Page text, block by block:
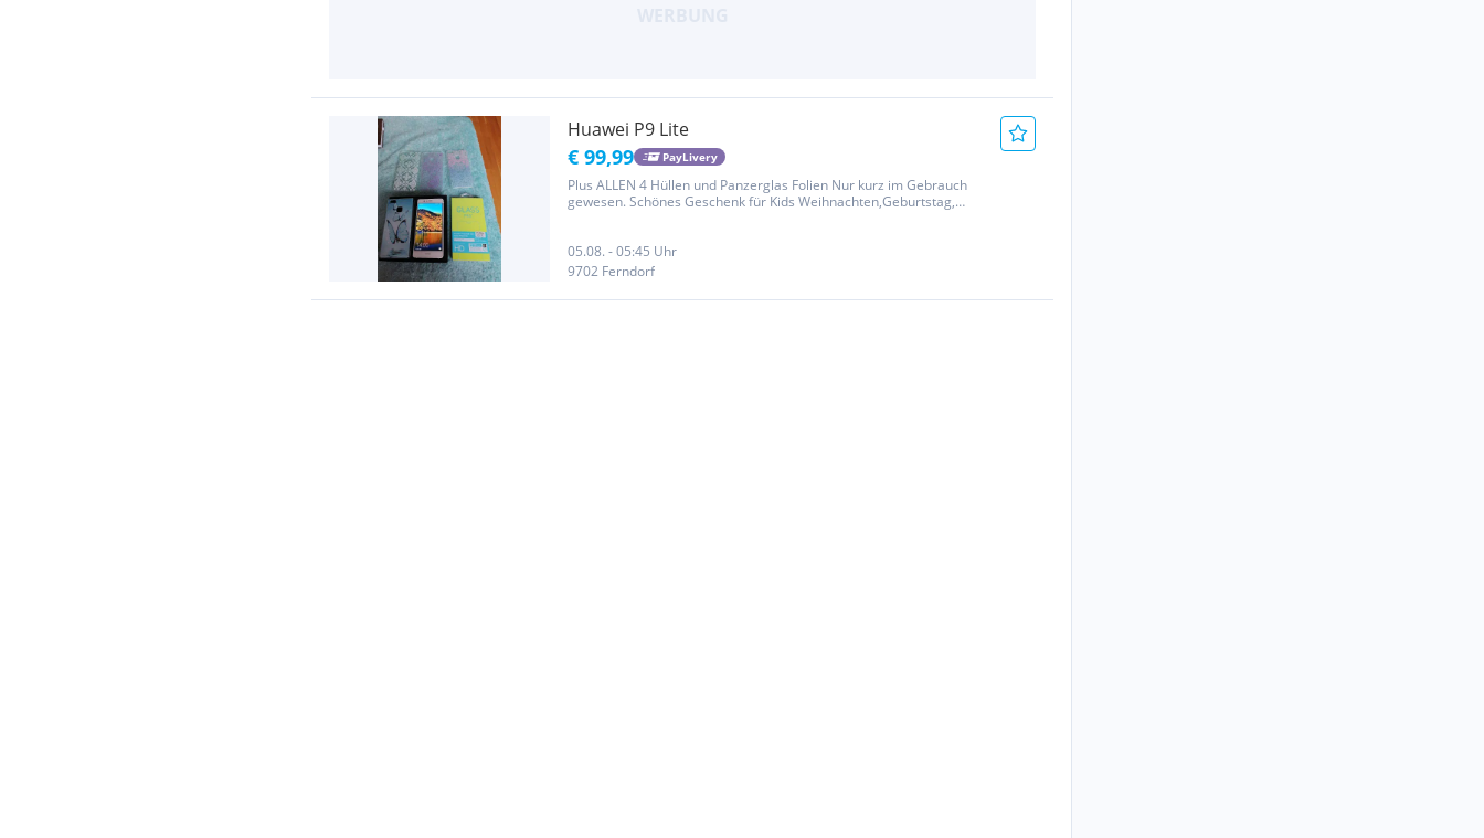
Huawei P9 Lite
€ 99,99 PayLivery
Plus ALLEN 4 Hüllen und Panzerglas Folien Nur kurz im Gebrauch
gewesen. Schönes Geschenk für Kids Weihnachten,Geburtstag,
05.08. - 05:45 Uhr
9702 Ferndorf